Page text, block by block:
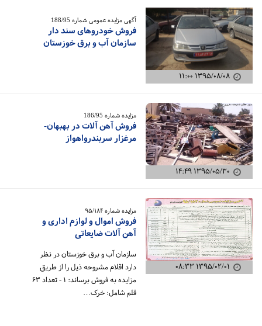
۱۳۹۵/۰۸/۰۸ ۱۱:۰۰
آگهی مزایده عمومی شماره 188/95
فروش خودروهای سند دار
سازمان آب و برق خوزستان
۱۳۹۵/۰۵/۳۰ ۱۴:۴۹
مزایده شماره 186/95
فروش آهن آلات در بهبهان-
مرغزار سربندرواهواز
۱۳۹۵/۰۲/۰۱ ۰۸:۳۳
مزایده شماره ۹۵/۱۸۴
فروش اموال و لوازم اداری و
آهن آلات ضایعاتی
سازمان آب و برق خوزستان در نظر
دارد اقلام مشروحه ذیل را از طریق
مزایده به فروش برساند: ۱ - تعداد ۶۳
قلم شامل: خرک…